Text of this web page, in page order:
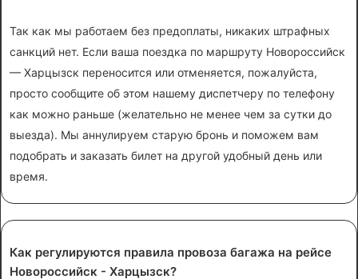
Так как мы работаем без предоплаты, никаких штрафных
санкций нет. Если ваша поездка по маршруту Новороссийск
— Харцызск переносится или отменяется, пожалуйста,
просто сообщите об этом нашему диспетчеру по телефону
как можно раньше (желательно не менее чем за сутки до
выезда). Мы аннулируем старую бронь и поможем вам
подобрать и заказать билет на другой удобный день или
время.
Как регулируются правила провоза багажа на рейсе
Новороссийск - Харцызск?